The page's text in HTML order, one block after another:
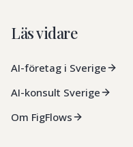
Läs vidare
AI-företag i Sverige
AI-konsult Sverige
Om FigFlows